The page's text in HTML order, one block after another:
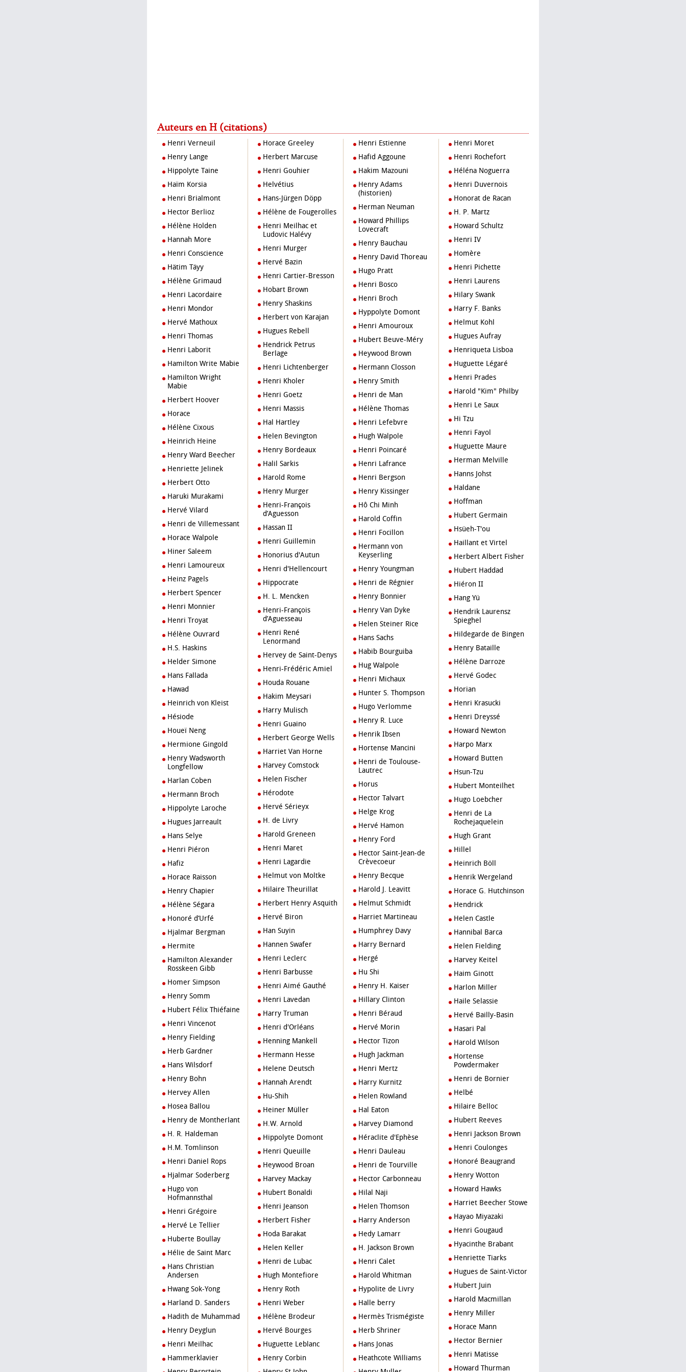
Auteurs en H (citations)
Henri Verneuil
Henry Lange
Hippolyte Taine
Haïm Korsia
Henri Brialmont
Hector Berlioz
Hélène Holden
Hannah More
Henri Conscience
Hätim Täyy
Hélène Grimaud
Henri Lacordaire
Henri Mondor
Hervé Mathoux
Henri Thomas
Henri Laborit
Hamilton Write Mabie
Hamilton Wright
Mabie
Herbert Hoover
Horace
Hélène Cixous
Heinrich Heine
Henry Ward Beecher
Henriette Jelinek
Herbert Otto
Haruki Murakami
Hervé Vilard
Henri de Villemessant
Horace Walpole
Hiner Saleem
Henri Lamoureux
Heinz Pagels
Herbert Spencer
Henri Monnier
Henri Troyat
Hélène Ouvrard
H.S. Haskins
Helder Simone
Hans Fallada
Hawad
Heinrich von Kleist
Hésiode
Houeï Neng
Hermione Gingold
Henry Wadsworth
Longfellow
Harlan Coben
Hermann Broch
Hippolyte Laroche
Hugues Jarreault
Hans Selye
Henri Piéron
Hafiz
Horace Raisson
Henry Chapier
Hélène Ségara
Honoré d’Urfé
Hjalmar Bergman
Hermite
Hamilton Alexander
Rosskeen Gibb
Homer Simpson
Henry Somm
Hubert Félix Thiéfaine
Henri Vincenot
Henry Fielding
Herb Gardner
Hans Wilsdorf
Henry Bohn
Hervey Allen
Hosea Ballou
Henry de Montherlant
H. R. Haldeman
H.M. Tomlinson
Henri Daniel Rops
Hjalmar Soderberg
Hugo von
Hofmannsthal
Henri Grégoire
Hervé Le Tellier
Huberte Boullay
Hélie de Saint Marc
Hans Christian
Andersen
Hwang Sok-Yong
Harland D. Sanders
Hadith de Muhammad
Henry Deyglun
Henri Meilhac
Hammerklavier
Horace Greeley
Herbert Marcuse
Henri Gouhier
Helvétius
Hans-Jürgen Döpp
Hélène de Fougerolles
Henri Meilhac et
Ludovic Halévy
Henri Murger
Hervé Bazin
Henri Cartier-Bresson
Hobart Brown
Henry Shaskins
Herbert von Karajan
Hugues Rebell
Hendrick Petrus
Berlage
Henri Lichtenberger
Henri Kholer
Henri Goetz
Henri Massis
Hal Hartley
Helen Bevington
Henry Bordeaux
Halil Sarkis
Harold Rome
Henry Murger
Henri-François
d’Aguesson
Hassan II
Henri Guillemin
Honorius d'Autun
Henri d'Hellencourt
Hippocrate
H. L. Mencken
Henri-François
d’Aguesseau
Henri René
Lenormand
Hervey de Saint-Denys
Henri-Frédéric Amiel
Houda Rouane
Hakim Meysari
Harry Mulisch
Henri Guaino
Herbert George Wells
Harriet Van Horne
Harvey Comstock
Helen Fischer
Hérodote
Hervé Sérieyx
H. de Livry
Harold Greneen
Henri Maret
Henri Lagardie
Helmut von Moltke
Hilaire Theurillat
Herbert Henry Asquith
Hervé Biron
Han Suyin
Hannen Swafer
Henri Leclerc
Henri Barbusse
Henri Aimé Gauthé
Henri Lavedan
Harry Truman
Henri d'Orléans
Henning Mankell
Hermann Hesse
Helene Deutsch
Hannah Arendt
Hu-Shih
Heiner Müller
H.W. Arnold
Hippolyte Domont
Henri Queuille
Heywood Broan
Harvey Mackay
Hubert Bonaldi
Henri Jeanson
Herbert Fisher
Hoda Barakat
Helen Keller
Henri de Lubac
Hugh Montefiore
Henry Roth
Henri Weber
Hélène Brodeur
Hervé Bourges
Huguette Leblanc
Henry Corbin
Henri Estienne
Hafid Aggoune
Hakim Mazouni
Henry Adams
(historien)
Herman Neuman
Howard Phillips
Lovecraft
Henry Bauchau
Henry David Thoreau
Hugo Pratt
Henri Bosco
Henri Broch
Hyppolyte Domont
Henri Amouroux
Hubert Beuve-Méry
Heywood Brown
Hermann Closson
Henry Smith
Henri de Man
Hélène Thomas
Henri Lefebvre
Hugh Walpole
Henri Poincaré
Henri Lafrance
Henri Bergson
Henry Kissinger
Hô Chi Minh
Harold Coffin
Henri Focillon
Hermann von
Keyserling
Henry Youngman
Henri de Régnier
Henry Bonnier
Henry Van Dyke
Helen Steiner Rice
Hans Sachs
Habib Bourguiba
Hug Walpole
Henri Michaux
Hunter S. Thompson
Hugo Verlomme
Henry R. Luce
Henrik Ibsen
Hortense Mancini
Henri de Toulouse-
Lautrec
Horus
Hector Talvart
Helge Krog
Hervé Hamon
Henry Ford
Hector Saint-Jean-de
Crèvecoeur
Henry Becque
Harold J. Leavitt
Helmut Schmidt
Harriet Martineau
Humphrey Davy
Harry Bernard
Hergé
Hu Shi
Henry H. Kaiser
Hillary Clinton
Henri Béraud
Hervé Morin
Hector Tizon
Hugh Jackman
Henri Mertz
Harry Kurnitz
Helen Rowland
Hal Eaton
Harvey Diamond
Héraclite d'Ephèse
Henri Dauleau
Henri de Tourville
Hector Carbonneau
Hilal Naji
Helen Thomson
Harry Anderson
Hedy Lamarr
H. Jackson Brown
Henri Calet
Harold Whitman
Hypolite de Livry
halle berry
Hermès Trismégiste
Herb Shriner
Hans Jonas
Heathcote Williams
Henri Moret
Henri Rochefort
Héléna Noguerra
Henri Duvernois
Honorat de Racan
H. P. Martz
Howard Schultz
Henri IV
Homère
Henri Pichette
Henri Laurens
Hilary Swank
Harry F. Banks
Helmut Kohl
Hugues Aufray
Henriqueta Lisboa
Huguette Légaré
Henri Prades
Harold "Kim" Philby
Henri Le Saux
Hi Tzu
Henri Fayol
Huguette Maure
Herman Melville
Hanns Johst
Haldane
Hoffman
Hubert Germain
Hsüeh-T'ou
Haillant et Virtel
Herbert Albert Fisher
Hubert Haddad
Hiéron II
Hang Yü
Hendrik Laurensz
Spieghel
Hildegarde de Bingen
Henry Bataille
Hélène Darroze
Hervé Godec
Horian
Henri Krasucki
Henri Dreyssé
Howard Newton
Harpo Marx
Howard Butten
Hsun-Tzu
Hubert Monteilhet
Hugo Loebcher
Henri de La
Rochejaquelein
Hugh Grant
Hillel
Heinrich Böll
Henrik Wergeland
Horace G. Hutchinson
Hendrick
Helen Castle
Hannibal Barca
Helen Fielding
Harvey Keitel
Haim Ginott
Harlon Miller
Haile Selassie
Hervé Bailly-Basin
Hasari Pal
Harold Wilson
Hortense
Powdermaker
Henri de Bornier
Helbé
Hilaire Belloc
Hubert Reeves
Henri Jackson Brown
Henri Coulonges
Honoré Beaugrand
Henry Wotton
Howard Hawks
Harriet Beecher Stowe
Hayao Miyazaki
Henri Gougaud
Hyacinthe Brabant
Henriette Tiarks
Hugues de Saint-Victor
Hubert Juin
Harold Macmillan
Henry Miller
Horace Mann
Hector Bernier
Henri Matisse
Howard Thurman